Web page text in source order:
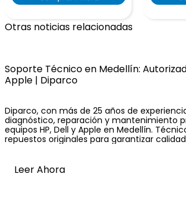
Otras noticias relacionadas
Soporte Técnico en Medellín:
Apple | Diparco
Diparco, con más de 25 años de
diagnóstico, reparación y mantenimiento
equipos HP, Dell y Apple en Medellín.
repuestos originales para garantizar
Leer Ahora